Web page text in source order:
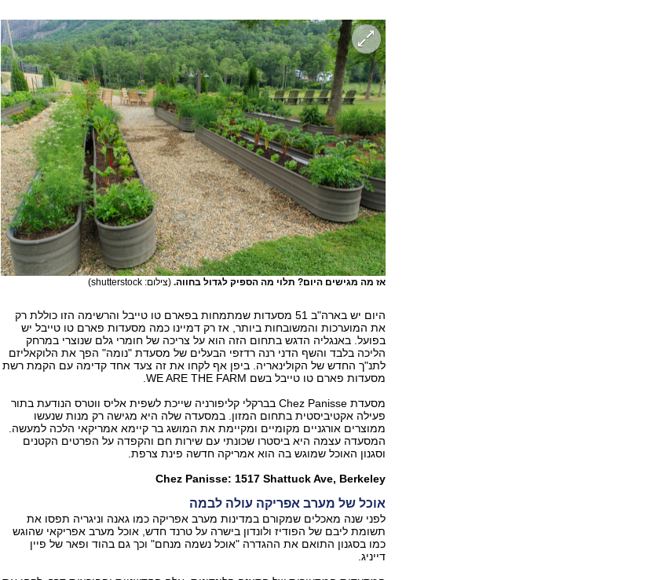
אז מה מגישים היום? תלוי מה הספיק לגדול בחווה. (צילום: shutterstock)
היום יש בארה"ב 51 מסעדות שמתמחות בפארם טו טייבל והרשימה הזו כוללת רק
את המוערכות והמשובחות ביותר, אז רק דמיינו כמה מסעדות פארם טו טייבל יש
בפועל. באנגליה הדגש בתחום הזה הוא על צריכה של חומרי גלם שנוצרי במרחק
הליכה בלבד והשף הדני רנה רדזפי הבעלים של מסעדת "נומה" הפך את הלוקאליזם
לתנ"ך החדש של הקולינאריה. ביפן אף לקחו את זה צעד אחד קדימה עם הקמת רשת
מסעדות פארם טו טייבל בשם WE ARE THE FARM.
מסעדת Chez Panisse בברקלי קליפורניה שייכת לשפית אליס ווטרס הנודעת בתור
פעילה אקטיביסטית בתחום המזון. במסעדה שלה היא מגישה רק מנות שנעשו
ממוצרים אורגניים מקומיים ומקיימת את המושג בר קיימא אמריקאי הלכה למעשה.
המסעדה עצמה היא ביסטרו שכונתי עם שירות חם והקפדה על הפרטים הקטנים
וסגנון האוכל שמוגש בה הוא אמריקה חדשה פינת צרפת.
Chez Panisse: 1517 Shattuck Ave, Berkeley
אוכל של מערב אפריקה עולה לבמה
לפני שנה מאכלים שמקורם במדינות מערב אפריקה כמו גאנה וניגריה תפסו את
תשומת ליבם של הפודיז ולונדון בישרה על טרנד חדש, אוכל מערב אפריקאי שהוגש
כמו בסגנון התואם את ההגדרה "אוכל נשמה מנחם" וכך גם בהוד ופאר של פיין
דייניג.